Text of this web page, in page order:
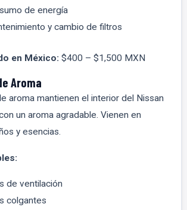
de energía
y cambio de filtros
en México: $400 – $1,500 MXN
Aroma
aroma mantienen el interior del Nissan
un aroma agradable. Vienen en
y esencias.
de ventilación
colgantes